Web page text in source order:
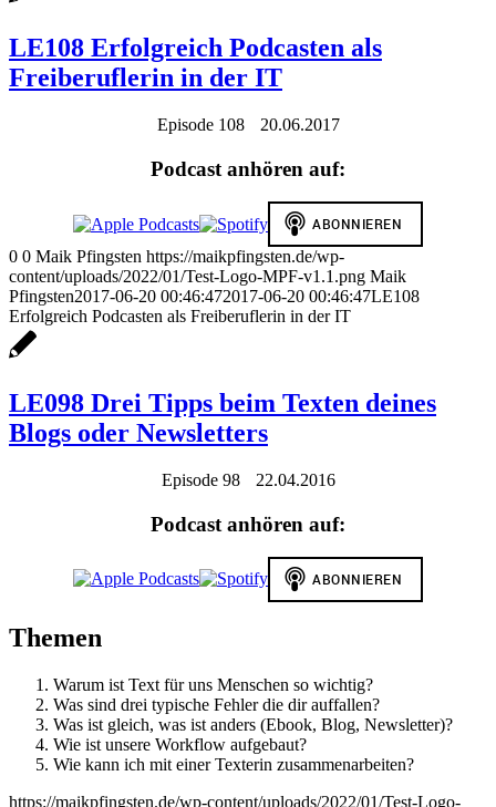
LE108 Erfolgreich Podcasten als
Freiberuflerin in der IT
Episode 108 20.06.2017
Podcast anhören auf:
0 0 Maik Pfingsten https://maikpfingsten.de/wp-
content/uploads/2022/01/Test-Logo-MPF-v1.1.png Maik
Pfingsten2017-06-20 00:46:472017-06-20 00:46:47LE108
Erfolgreich Podcasten als Freiberuflerin in der IT
LE098 Drei Tipps beim Texten deines
Blogs oder Newsletters
Episode 98 22.04.2016
Podcast anhören auf:
Themen
Warum ist Text für uns Menschen so wichtig?
Was sind drei typische Fehler die dir auffallen?
Was ist gleich, was ist anders (Ebook, Blog, Newsletter)?
Wie ist unsere Workflow aufgebaut?
Wie kann ich mit einer Texterin zusammenarbeiten?
https://maikpfingsten.de/wp-content/uploads/2022/01/Test-Logo-